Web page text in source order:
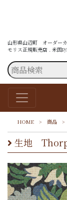
山形県山辺町 オーダー
モリス正規販売店 . 米国
HOME > 商品 >
生地